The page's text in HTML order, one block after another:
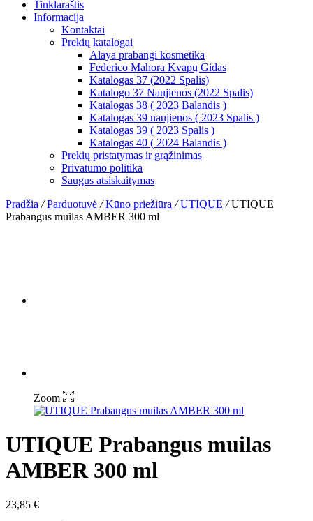
Tinklaraštis
Informacija
Kontaktai
Prekių katalogai
Alaya prabangi kosmetika
Federico Mahora Kvapų Gidas
Katalogas 37 (2022 Spalis)
Katalogo 37 Naujienos (2022 Spalis)
Katalogas 38 ( 2023 Balandis )
Katalogas 39 naujienos ( 2023 Spalis )
Katalogas 39 ( 2023 Spalis )
Katalogas 40 ( 2024 Balandis )
Prekių pristatymas ir grąžinimas
Privatumo politika
Saugus atsiskaitymas
Pradžia / Parduotuvė / Kūno priežiūra / UTIQUE /UTIQUE
Prabangus muilas AMBER 300 ml
Zoom
UTIQUE Prabangus muilas
AMBER 300 ml
23,85 €